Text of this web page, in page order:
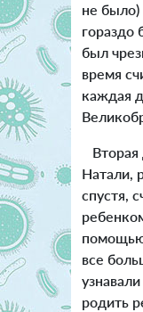
не было)
гораздо
был
время
каждая
Вторая
Натали,
спустя,
все
родить